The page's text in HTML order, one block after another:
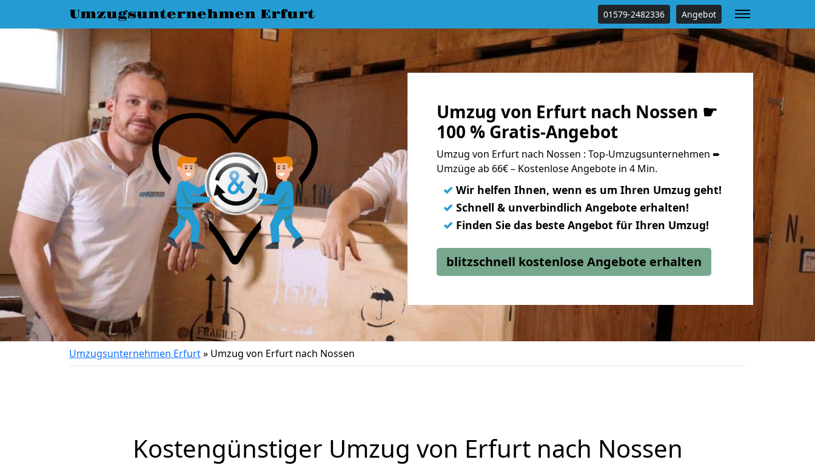
Umzugsunternehmen Erfurt 01579-2482336 Angebot
Umzug von Erfurt nach Nossen ☛
100 % Gratis-Angebot
Umzug von Erfurt nach Nossen : Top-Umzugsunternehmen ➨
Umzüge ab 66€ – Kostenlose Angebote in 4 Min.
✓ Wir helfen Ihnen, wenn es um Ihren Umzug geht!
✓ Schnell & unverbindlich Angebote erhalten!
✓ Finden Sie das beste Angebot für Ihren Umzug!
blitzschnell kostenlose Angebote erhalten
Umzugsunternehmen Erfurt» Umzug von Erfurt nach Nossen
Kostengünstiger Umzug von Erfurt nach Nossen